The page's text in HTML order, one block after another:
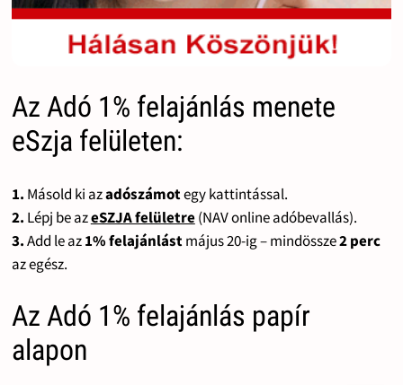
Az Adó 1% felajánlás menete
eSzja felületen:
1. Másold ki azadószámotegy kattintással.
2. Lépj be azeSZJA felületre(NAV online adóbevallás).
3.Add le az1% felajánlástmájus 20-ig – mindössze2 perc
az egész.
Az Adó 1% felajánlás papír
alapon